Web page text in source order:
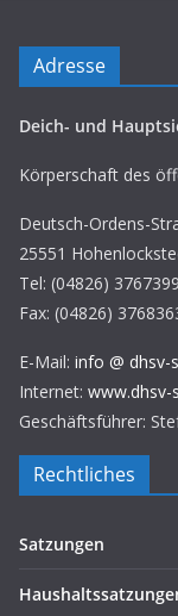
Adresse
Deich- und
Körperschaft des
Deutsch-Ordens-
25551
Tel: (04826) 3767399
Fax: (04826)
E-Mail: info @ dhsv-
Internet: www.dhsv-
Geschäftsführer:
Rechtliches
Satzungen